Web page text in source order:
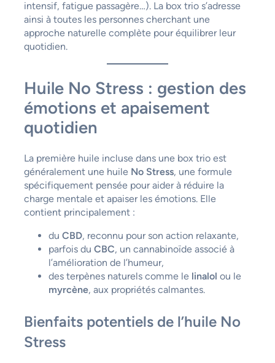
intensif, fatigue passagère…). La box trio s’adresse
ainsi à toutes les personnes cherchant une
approche naturelle complète pour équilibrer leur
quotidien.
Huile No Stress : gestion des
émotions et apaisement
quotidien
La première huile incluse dans une box trio est
généralement une huile No Stress, une formule
spécifiquement pensée pour aider à réduire la
charge mentale et apaiser les émotions. Elle
contient principalement :
du CBD, reconnu pour son action relaxante,
parfois du CBC, un cannabinoïde associé à
l’amélioration de l’humeur,
des terpènes naturels comme le linalol ou le
myrcène, aux propriétés calmantes.
Bienfaits potentiels de l’huile No
Stress